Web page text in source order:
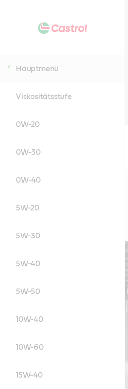
Hauptmenü
Viskositätsstufe
0W-20
0W-30
0W-40
5W-20
5W-30
5W-40
5W-50
10W-40
10W-60
15W-40